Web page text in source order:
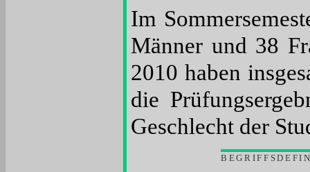
Im
Männer und 38
2010 haben
die
Geschlecht der